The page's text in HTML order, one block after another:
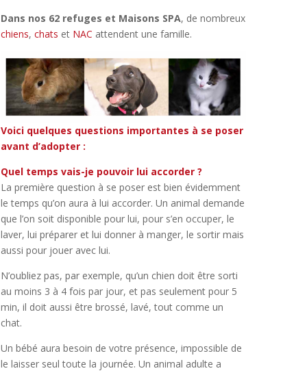
Dans nos 62 refuges et Maisons SPA, de nombreux
chiens,chats et NAC attendent une famille.
Voici quelques questions importantes à se poser
avant d’adopter :
Quel temps vais-je pouvoir lui accorder ?
La première question à se poser est bien évidemment
le temps qu’on aura à lui accorder. Un animal demande
que l’on soit disponible pour lui, pour s’en occuper, le
laver, lui préparer et lui donner à manger, le sortir mais
aussi pour jouer avec lui.
N’oubliez pas, par exemple, qu’un chien doit être sorti
au moins 3 à 4 fois par jour, et pas seulement pour 5
min, il doit aussi être brossé, lavé, tout comme un
chat.
Un bébé aura besoin de votre présence, impossible de
le laisser seul toute la journée. Un animal adulte a